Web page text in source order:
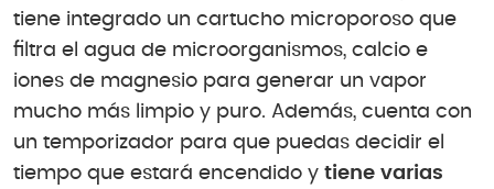
tiene integrado un cartucho microporoso que
filtra el agua de microorganismos, calcio e
iones de magnesio para generar un vapor
mucho más limpio y puro. Además, cuenta con
un temporizador para que puedas decidir el
tiempo que estará encendido y tiene varias